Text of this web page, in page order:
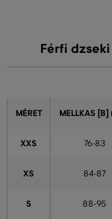
Férfi
MÉRET MELLKAS
XXS 76-83
XS 84-87
S 88-95